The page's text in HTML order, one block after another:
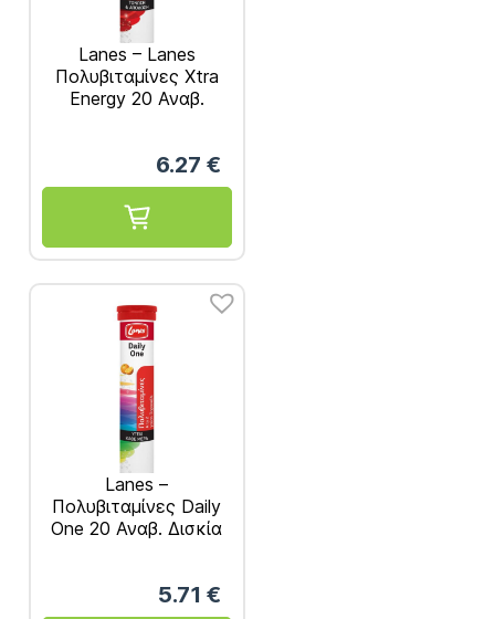
Lanes – Lanes
Πολυβιταμίνες Xtra
Energy 20 Αναβ.
6.27 €
Lanes –
Πολυβιταμίνες Daily
One 20 Αναβ. Δισκία
5.71 €